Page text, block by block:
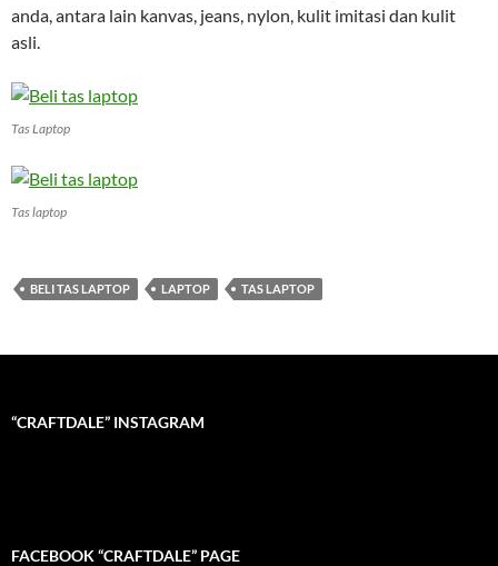
anda, antara lain kanvas, jeans, nylon, kulit imitasi dan kulit
asli.
Tas Laptop
Tas laptop
BELI TAS LAPTOP LAPTOP TAS LAPTOP
“CRAFTDALE” INSTAGRAM
FACEBOOK “CRAFTDALE” PAGE